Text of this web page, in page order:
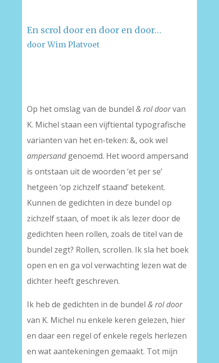
En scrol door en door en door…
door Wim Platvoet
Op het omslag van de bundel & rol doorvan
K. Michel staan een vijftiental typografische
varianten van het en-teken: &, ook wel
ampersandgenoemd. Het woord ampersand
is ontstaan uit de woorden ‘et per se’
hetgeen ‘op zichzelf staand’ betekent.
Kunnen de gedichten in deze bundel op
zichzelf staan, of moet ik als lezer door de
gedichten heen rollen, zoals de titel van de
bundel zegt? Rollen, scrollen. Ik sla het boek
open en en ga vol verwachting lezen wat de
dichter heeft geschreven.
Ik heb de gedichten in de bundel & rol door
van K. Michel nu enkele keren gelezen, hier
en daar een regel of enkele regels herlezen
en wat aantekeningen gemaakt. Tot mijn